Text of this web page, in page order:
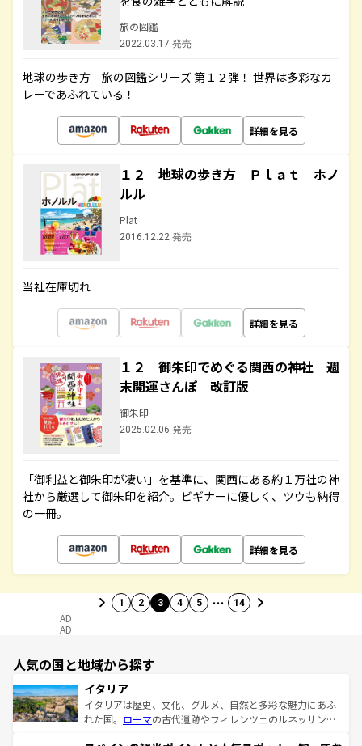
旅の図鑑
2022.03.17 発売
地球の歩き方 旅の図鑑シリーズ 第１２弾！ 世界は多彩なカ
レーであふれている！
詳細を見る
１２ 地球の歩き方 Ｐｌａｔ ホノ
ルル
Plat
2016.12.22 発売
当社在庫切れ
詳細を見る
１２ 御朱印でめぐる関西の神社 週
末開運さんぽ 改訂版
御朱印
2025.02.06 発売
「御利益と御朱印が凄い」を基準に、関西にある約１万社の神
社から厳選して御朱印を紹介。ビギナーに優しく、ツウも納得
の一冊。
詳細を見る
1 2 3 4 5 … 14
AD
AD
人気の国と地域から探す
イタリア
イタリアは歴史、文化、グルメ、自然と多彩な魅力にあふ
れた国。 ローマの古代遺跡やフィレンツェのルネッサンス